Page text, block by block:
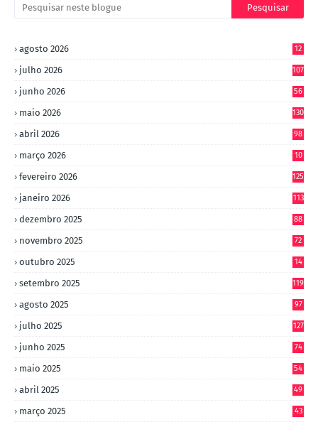
agosto 2026 12
julho 2026 107
junho 2026 56
maio 2026 130
abril 2026 98
março 2026
10
fevereiro 2026 125
janeiro 2026 113
dezembro 2025 88
novembro 2025 72
outubro 2025
14
setembro 2025 119
agosto 2025 97
julho 2025 127
junho 2025 74
maio 2025 54
abril 2025 49
março 2025 43